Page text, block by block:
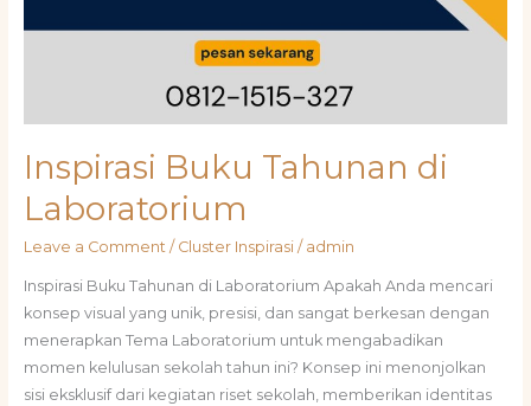
Inspirasi Buku Tahunan di
Laboratorium
Leave a Comment / Cluster Inspirasi/ admin
Inspirasi Buku Tahunan di Laboratorium Apakah Anda mencari
konsep visual yang unik, presisi, dan sangat berkesan dengan
menerapkan Tema Laboratorium untuk mengabadikan
momen kelulusan sekolah tahun ini? Konsep ini menonjolkan
sisi eksklusif dari kegiatan riset sekolah, memberikan identitas